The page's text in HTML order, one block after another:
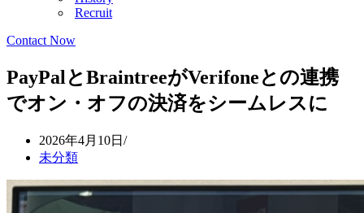
Recruit
Contact Now
PayPalとBraintreeがVerifoneとの連携
でオン・オフの決済をシームレスに
2026年4月10日
未分類